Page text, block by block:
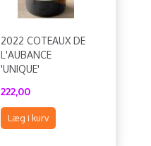
2022 COTEAUX DE
L'AUBANCE
'UNIQUE'
222,00
Læg i kurv